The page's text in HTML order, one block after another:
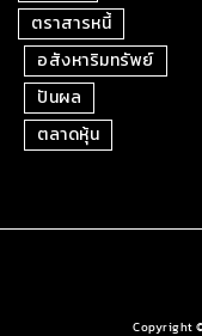
ตราสารหนี้
อสังหาริมทรัพย์
ปันผล
ตลาดหุ้น
Copyright